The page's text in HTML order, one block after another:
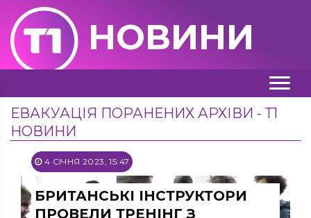
НОВИНИ
ЕВАКУАЦІЯ ПОРАНЕНИХ АРХІВИ - Т1
НОВИНИ
4 СІЧНЯ 2023, 15:47
БРИТАНСЬКІ ІНСТРУКТОРИ
ПРОВЕЛИ ТРЕНІНГ З